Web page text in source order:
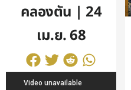
คลองตัน | 24
เม.ย. 68